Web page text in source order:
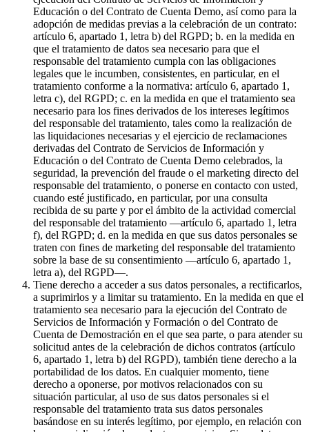
Educación o del Contrato de Cuenta Demo, así como para la
adopción de medidas previas a la celebración de un contrato:
artículo 6, apartado 1, letra b) del RGPD; b. en la medida en
que el tratamiento de datos sea necesario para que el
responsable del tratamiento cumpla con las obligaciones
legales que le incumben, consistentes, en particular, en el
tratamiento conforme a la normativa: artículo 6, apartado 1,
letra c), del RGPD; c. en la medida en que el tratamiento sea
necesario para los fines derivados de los intereses legítimos
del responsable del tratamiento, tales como la realización de
las liquidaciones necesarias y el ejercicio de reclamaciones
derivadas del Contrato de Servicios de Información y
Educación o del Contrato de Cuenta Demo celebrados, la
seguridad, la prevención del fraude o el marketing directo del
responsable del tratamiento, o ponerse en contacto con usted,
cuando esté justificado, en particular, por una consulta
recibida de su parte y por el ámbito de la actividad comercial
del responsable del tratamiento —artículo 6, apartado 1, letra
f), del RGPD; d. en la medida en que sus datos personales se
traten con fines de marketing del responsable del tratamiento
sobre la base de su consentimiento —artículo 6, apartado 1,
letra a), del RGPD—.
Tiene derecho a acceder a sus datos personales, a rectificarlos,
a suprimirlos y a limitar su tratamiento. En la medida en que el
tratamiento sea necesario para la ejecución del Contrato de
Servicios de Información y Formación o del Contrato de
Cuenta de Demostración en el que sea parte, o para atender su
solicitud antes de la celebración de dichos contratos (artículo
6, apartado 1, letra b) del RGPD), también tiene derecho a la
portabilidad de los datos. En cualquier momento, tiene
derecho a oponerse, por motivos relacionados con su
situación particular, al uso de sus datos personales si el
responsable del tratamiento trata sus datos personales
basándose en su interés legítimo, por ejemplo, en relación con